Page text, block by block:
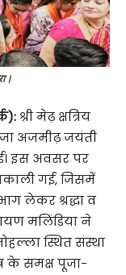
श्री मेढ़ क्षत्रिय
अजमीढ़ जयंती
इस अवसर पर
गई, जिसमें
लेकर श्रद्धा व
मलिंडिया ने
स्थित संस्था
के समक्ष पूजा-